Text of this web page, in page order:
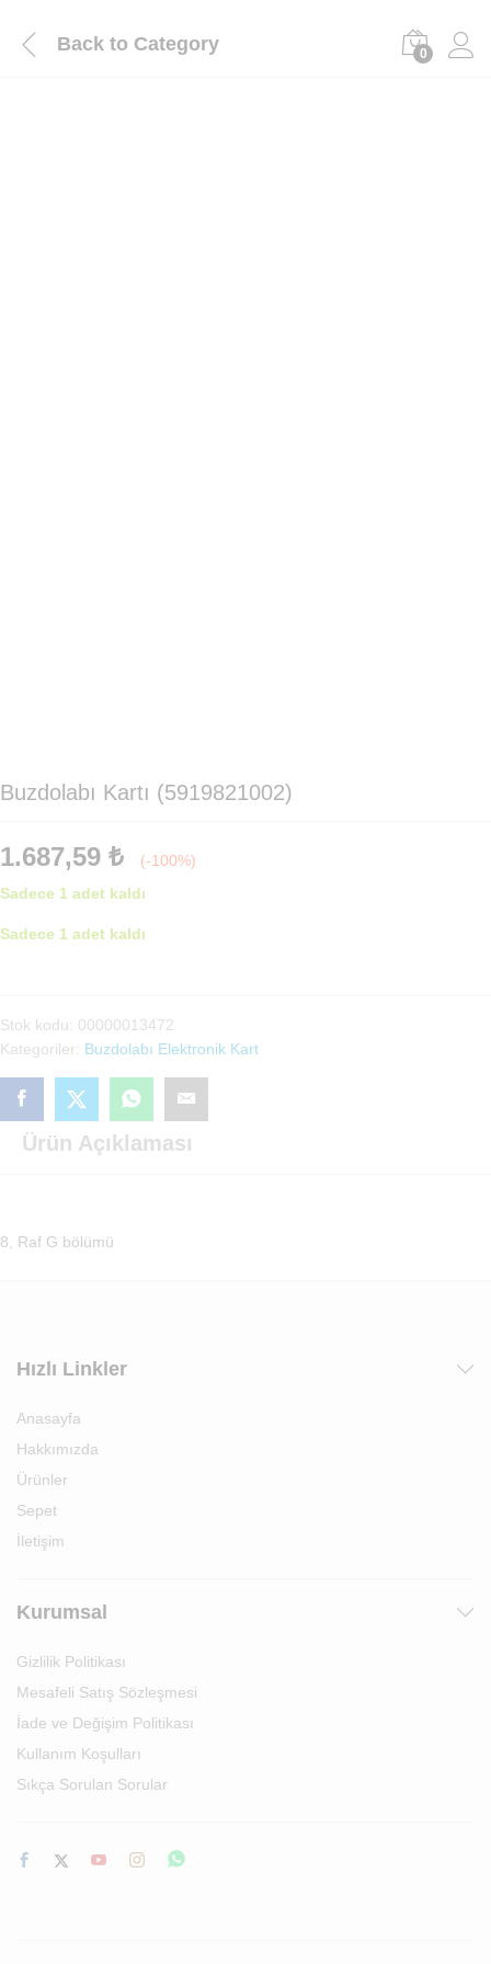
Back to Category 0
Buzdolabı Kartı (5919821002)
1.687,59 ₺
(-100%)
Sadece 1 adet kaldı
Sadece 1 adet kaldı
adet
Stok kodu: 00000013472
Kategoriler: Buzdolabı Elektronik Kart
Ürün Açıklaması
8, Raf G bölümü
Hızlı Linkler
Anasayfa
Hakkımızda
Ürünler
Sepet
İletişim
Kurumsal
Gizlilik Politikası
Mesafeli Satış Sözleşmesi
İade ve Değişim Politikası
Kullanım Koşulları
Sıkça Sorulan Sorular